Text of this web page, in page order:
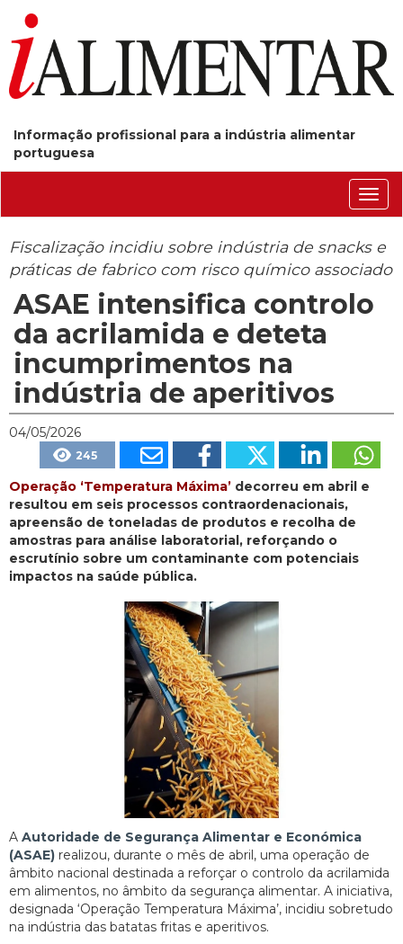
Informação profissional para a indústria alimentar
portuguesa
Fiscalização incidiu sobre indústria de snacks e
práticas de fabrico com risco químico associado
ASAE intensifica controlo
da acrilamida e deteta
incumprimentos na
indústria de aperitivos
04/05/2026
245
Operação ‘Temperatura Máxima’ decorreu em abril e
resultou em seis processos contraordenacionais,
apreensão de toneladas de produtos e recolha de
amostras para análise laboratorial, reforçando o
escrutínio sobre um contaminante com potenciais
impactos na saúde pública.
A Autoridade de Segurança Alimentar e Económica
(ASAE) realizou, durante o mês de abril, uma operação de
âmbito nacional destinada a reforçar o controlo da acrilamida
em alimentos, no âmbito da segurança alimentar. A iniciativa,
designada ‘Operação Temperatura Máxima’, incidiu sobretudo
na indústria das batatas fritas e aperitivos.